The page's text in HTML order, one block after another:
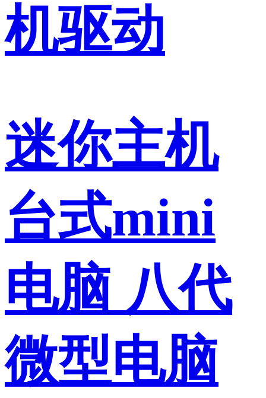
机驱动
迷你主机
台式mini
电脑 八代
微型电脑